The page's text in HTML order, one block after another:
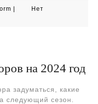
green_inform
Нет
на 2024 год
задуматься, какие
следующий сезон.